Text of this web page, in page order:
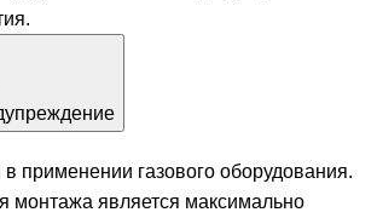
в применении газового оборудования.
монтажа является максимально